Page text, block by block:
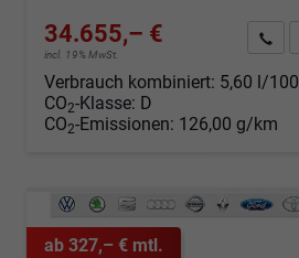
34.655,– €
incl. 19% MwSt.
Verbrauch kombiniert: 5,60 l/
CO2-Klasse: D
CO2-Emissionen: 126,00 g/km
ab 327,– € mtl.